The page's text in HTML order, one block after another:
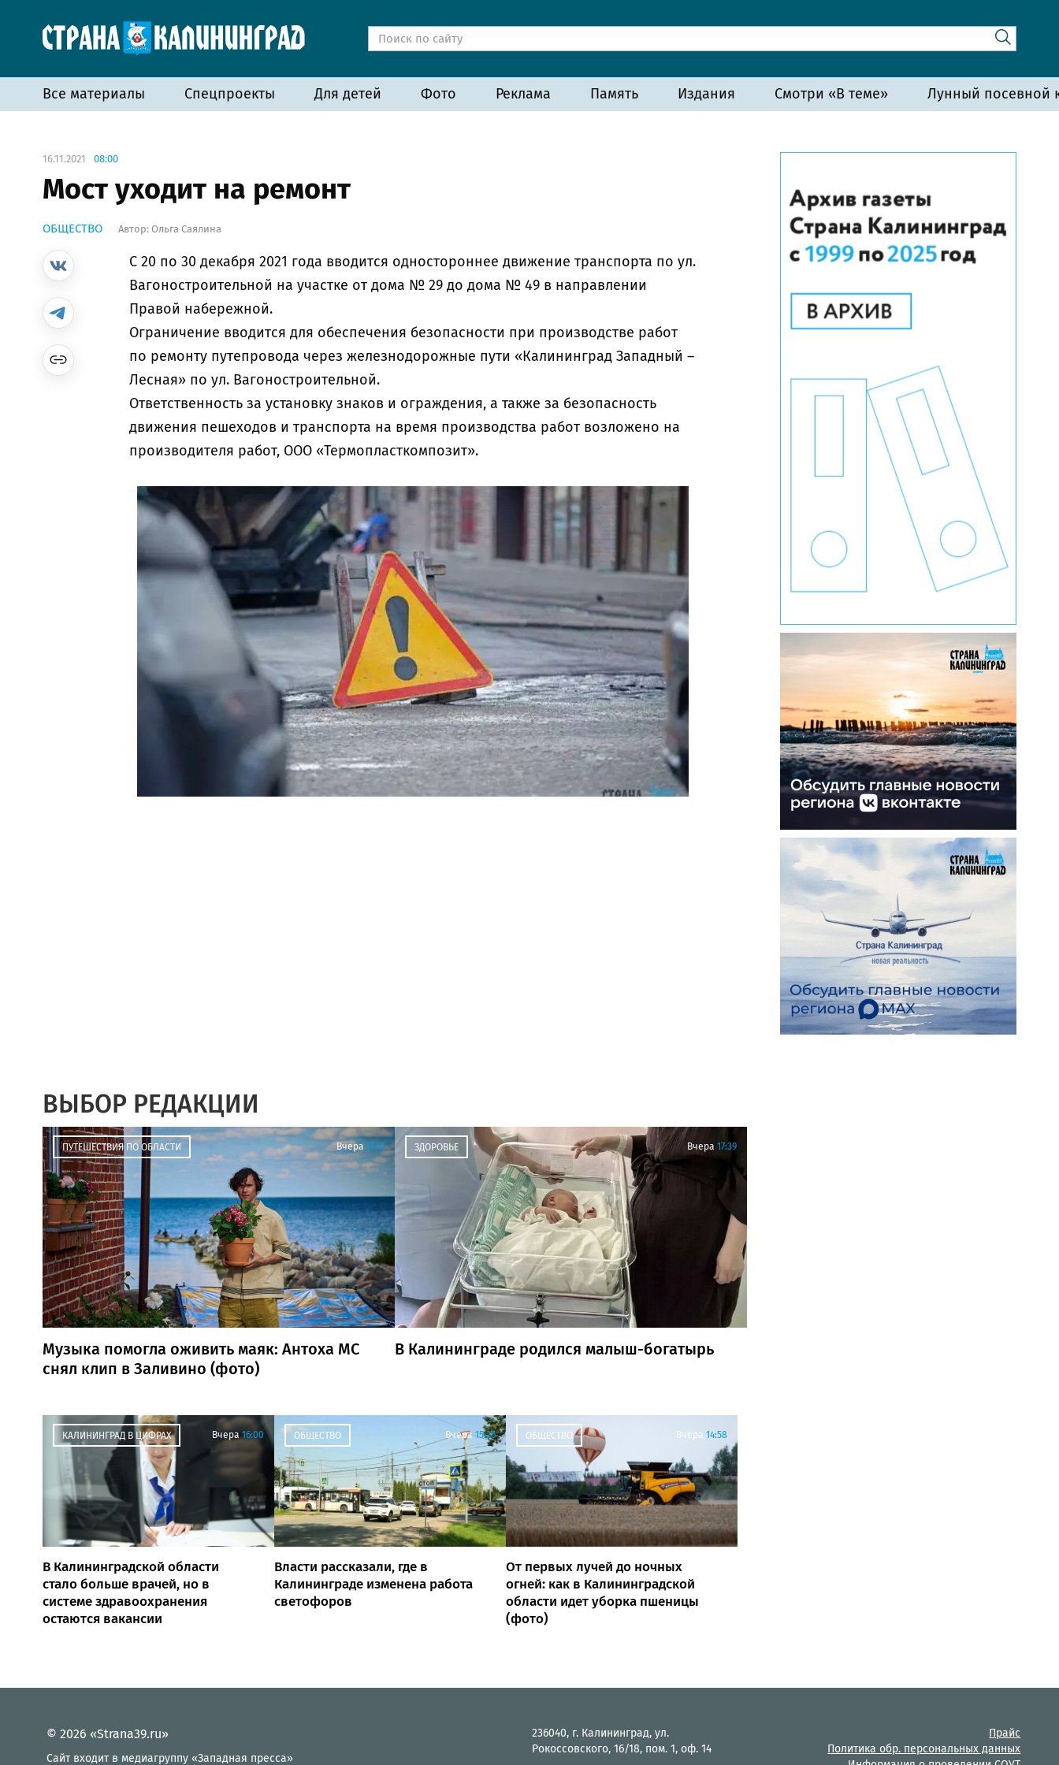
Все материалы Спецпроекты Для детей Фото Реклама Память Издания Смотри «В теме» Лунный посевной
16.11.2021 08:00
Мост уходит на ремонт
ОБЩЕСТВО Автор: Ольга Саялина
С 20 по 30 декабря 2021 года вводится одностороннее движение транспорта по ул.
Вагоностроительной на участке от дома № 29 до дома № 49 в направлении
Правой набережной.
Ограничение вводится для обеспечения безопасности при производстве работ
по ремонту путепровода через железнодорожные пути «Калининград Западный –
Лесная» по ул. Вагоностроительной.
Ответственность за установку знаков и ограждения, а также за безопасность
движения пешеходов и транспорта на время производства работ возложено на
производителя работ, ООО «Термопласткомпозит».
ВЫБОР РЕДАКЦИИ
ПУТЕШЕСТВИЯ ПО ОБЛАСТИ Вчера 17:41
Музыка помогла оживить маяк: Антоха МС
снял клип в Заливино (фото)
ЗДОРОВЬЕ Вчера 17:39
В Калининграде родился малыш-богатырь
КАЛИНИНГРАД В ЦИФРАХ Вчера 16:00
В Калининградской области
стало больше врачей, но в
системе здравоохранения
остаются вакансии
ОБЩЕСТВО Вчера 15:26
Власти рассказали, где в
Калининграде изменена работа
светофоров
ОБЩЕСТВО Вчера 14:58
От первых лучей до ночных
огней: как в Калининградской
области идет уборка пшеницы
(фото)
© 2026 «Strana39.ru»
Сайт входит в медиагруппу «Западная пресса»
236040, г. Калининград, ул.
Рокоссовского, 16/18, пом. 1, оф. 14
Прайс
Политика обр. персональных данных